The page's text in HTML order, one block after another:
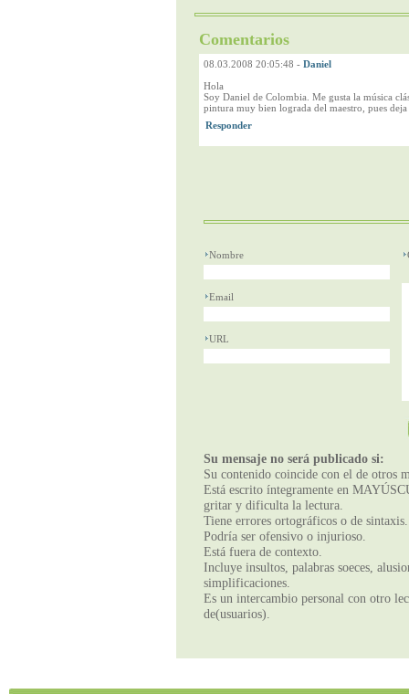
Comentarios
08.03.2008 20:05:48 - Daniel
Hola
Soy Daniel de Colombia. Me gusta la música
pintura muy bien lograda del maestro, pues
Nombre
Email
URL
Su mensaje no será publicado si:
Su contenido coincide con el de otros
Está escrito íntegramente en
gritar y dificulta la lectura.
Tiene errores ortográficos o de sintaxis.
Podría ser ofensivo o injurioso.
Está fuera de contexto.
Incluye insultos, palabras soeces,
simplificaciones.
Es un intercambio personal con otro
de(usuarios).